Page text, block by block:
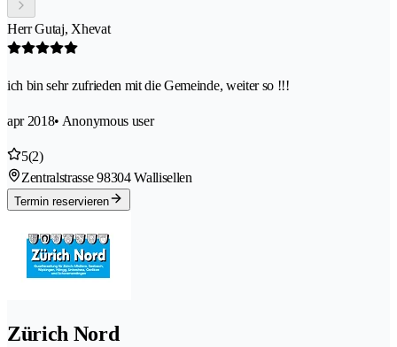
Herr Gutaj, Xhevat
ich bin sehr zufrieden mit die Gemeinde, weiter so !!!
apr 2018• Anonymous user
5(2)
Zentralstrasse 98304 Wallisellen
Termin reservieren
Zürich Nord